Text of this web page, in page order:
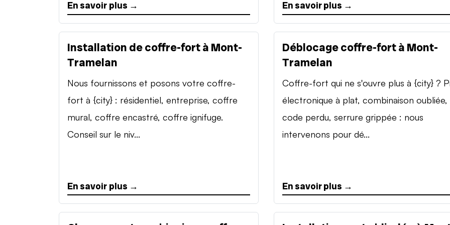
En savoir plus → En savoir plus →
Installation de coffre-fort à Mont-
Tramelan
Nous fournissons et posons votre coffre-
fort à {city} : résidentiel, entreprise, coffre
mural, coffre encastré, coffre ignifuge.
Conseil sur le niv...
En savoir plus →
Déblocage coffre-fort à Mont-
Tramelan
Coffre-fort qui ne s'ouvre plus à {city} ?
électronique à plat, combinaison oubliée,
code perdu, serrure grippée : nous
intervenons pour dé...
En savoir plus →